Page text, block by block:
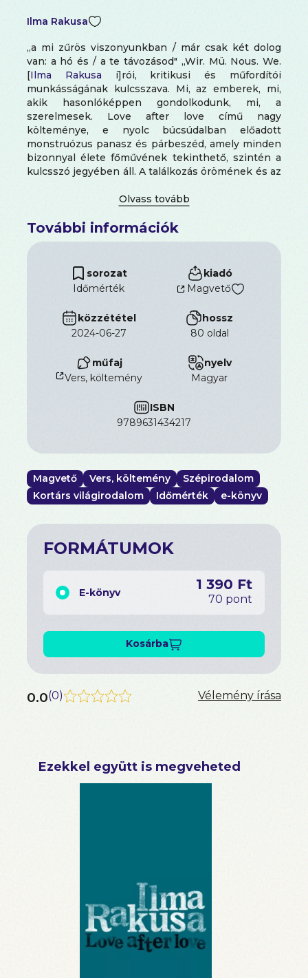
Ilma Rakusa
„a mi zűrös viszonyunkban / már csak két dolog
van: a hó és / a te távozásod" „Wir. Mü. Nous. We.
[Ilma Rakusa í]rói, kritikusi és műfordítói
munkásságának kulcsszava. Mi, az emberek, mi,
akik hasonlóképpen gondolkodunk, mi, a
szerelmesek. Love after love című nagy
költeménye, e nyolc búcsúdalban előadott
monstruózus panasz és párbeszéd, amely minden
bizonnyal élete főművének tekinthető, szintén a
kulcsszó jegyében áll. A találkozás örömének és az
nyelvű éneke. Lélek és test. Szitok és fohász.
emberszerelem nyelve hasítana a két nyelv és a
két nem közé." - Nádas Péter
További információk
sorozat
Időmérték
kiadó
Magvető
közzététel
2024-06-27
hossz
80 oldal
műfaj
Vers, költemény
nyelv
magyar
ISBN
9789631434217
Magvető Vers, költemény
Szépirodalom
Kortárs világirodalom
Időmérték e-könyv
FORMÁTUMOK
E-könyv 1 390 Ft
70 pont
Kosárba
0.0(0) Vélemény írása
Ezekkel együtt is megveheted